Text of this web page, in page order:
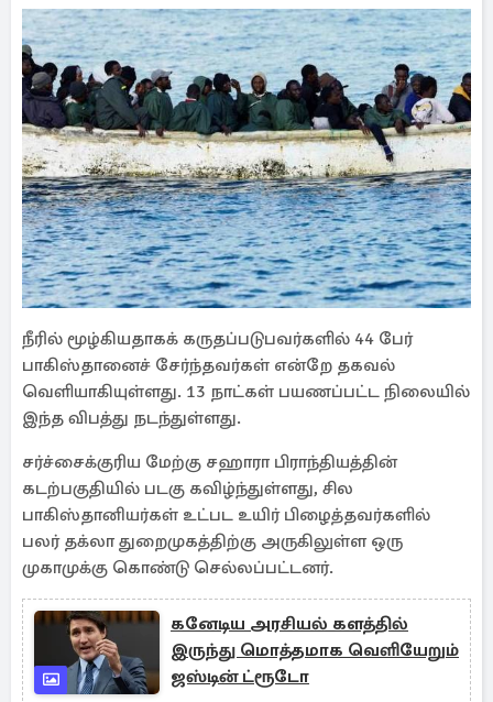
நீரில் மூழ்கியதாகக் கருதப்படுபவர்களில் 44 பேர்
பாகிஸ்தானைச் சேர்ந்தவர்கள் என்றே தகவல்
வெளியாகியுள்ளது. 13 நாட்கள் பயணப்பட்ட நிலையில்
இந்த விபத்து நடந்துள்ளது.
சர்ச்சைக்குரிய மேற்கு சஹாரா பிராந்தியத்தின்
கடற்பகுதியில் படகு கவிழ்ந்துள்ளது, சில
பாகிஸ்தானியர்கள் உட்பட உயிர் பிழைத்தவர்களில்
பலர் தக்லா துறைமுகத்திற்கு அருகிலுள்ள ஒரு
முகாமுக்கு கொண்டு செல்லப்பட்டனர்.
கனேடிய அரசியல் களத்தில்
இருந்து மொத்தமாக வெளியேறும்
ஜஸ்டின் ட்ரூடோ